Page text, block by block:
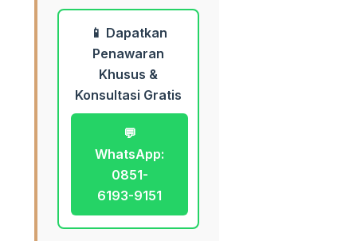
📱 Dapatkan
Penawaran
Khusus &
Konsultasi Gratis
💬
WhatsApp:
0851-
6193-9151